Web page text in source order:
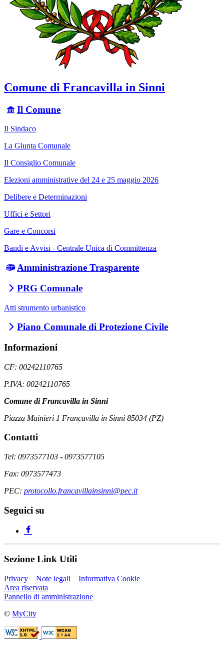
Comune di Francavilla in Sinni
Il Comune
Il Sindaco
La Giunta Comunale
Il Consiglio Comunale
Elezioni amministrative del 24 e 25 maggio 2026
Delibere e Determinazioni
Uffici e Settori
Gare e Concorsi
Bandi e Avvisi - Centrale Unica di Committenza
Amministrazione Trasparente
PRG Comunale
Atti strumento urbanistico
Piano Comunale di Protezione Civile
Informazioni
CF: 00242110765
P.IVA: 00242110765
Comune di Francavilla in Sinni
Piazza Mainieri 1 Francavilla in Sinni 85034 (PZ)
Contatti
Tel: 0973577103 - 0973577105
Fax: 0973577473
PEC: protocollo.francavillainsinni@pec.it
Seguici su
Sezione Link Utili
Privacy Note legali
Informativa Cookie
Area riservata
Pannello di amministrazione
© MyCity